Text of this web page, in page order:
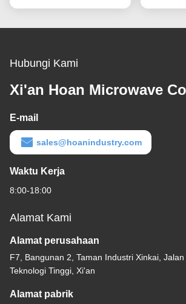
Hubungi Kami
Xi'an Hoan Microwave
E-mail
sales@hoanindustry.com
Waktu Kerja
8:00-18:00
Alamat Kami
Alamat perusahaan
F7, Bangunan 2, Taman Industri Xinkai,
Teknologi Tinggi, Xi'an
Alamat pabrik